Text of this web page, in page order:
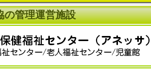
管理運営施設